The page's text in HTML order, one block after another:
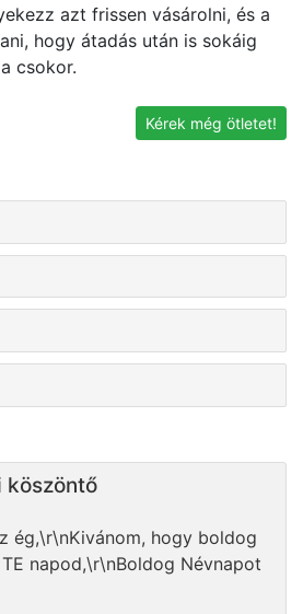
azt frissen vásárolni, és a
hogy átadás után is sokáig
csokor.
Kérek még ötletet!
köszöntő
ég,\r\nKivánom, hogy boldog
napod,\r\nBoldog Névnapot